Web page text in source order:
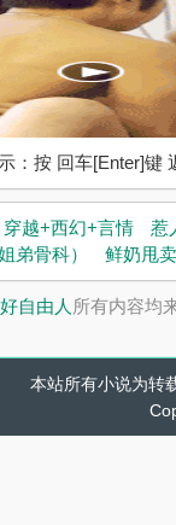
：按 回车[Enter]键
穿越+西幻+言情 惹
弟骨科） 鲜奶甩
自由人 所有内容均
本站所有小说为转